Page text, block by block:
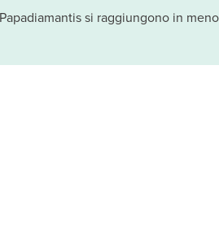
si raggiungono in
La TV a schermo piatto
come il Wi-Fi gratuito.
gratuito è disponibile in loco.
10:30.